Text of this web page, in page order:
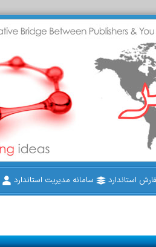
استاندارد سامانه مدیریت استاندارد